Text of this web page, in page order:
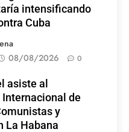
intensificando
Cuba
08/08/2026 0
asiste al
Internacional de
y
La Habana